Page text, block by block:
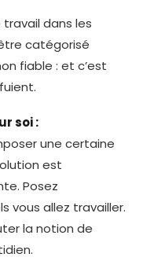
dans les
catégorisé
fiable : et c’est
soi :
une certaine
est
Posez
vous allez travailler.
la notion de